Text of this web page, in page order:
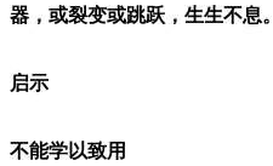
器，或裂变或跳跃，生生不息。
启示
不能学以致用